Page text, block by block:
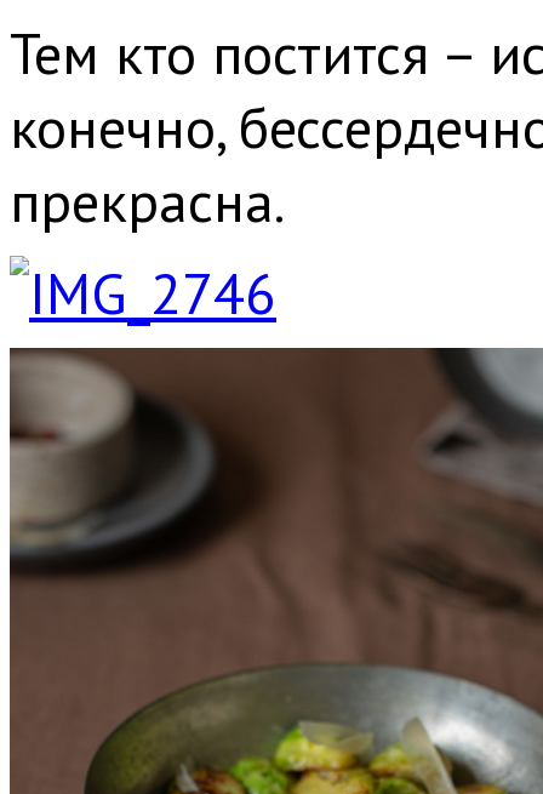
Тем кто постится –
конечно,
прекрасна.